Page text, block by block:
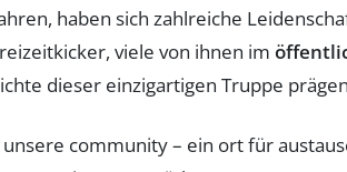
haben sich zahlreiche
viele von ihnen im
dieser einzigartigen Truppe